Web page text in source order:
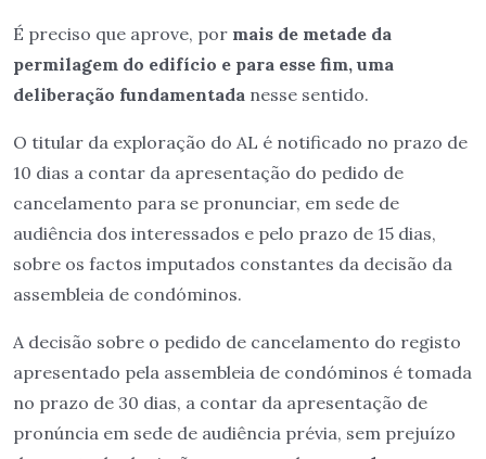
É preciso que aprove, por mais de metade da
permilagem do edifício e para esse fim, uma
deliberação fundamentada nesse sentido.
O titular da exploração do AL é notificado no prazo de
10 dias a contar da apresentação do pedido de
cancelamento para se pronunciar, em sede de
audiência dos interessados e pelo prazo de 15 dias,
sobre os factos imputados constantes da decisão da
assembleia de condóminos.
A decisão sobre o pedido de cancelamento do registo
apresentado pela assembleia de condóminos é tomada
no prazo de 30 dias, a contar da apresentação de
pronúncia em sede de audiência prévia, sem prejuízo